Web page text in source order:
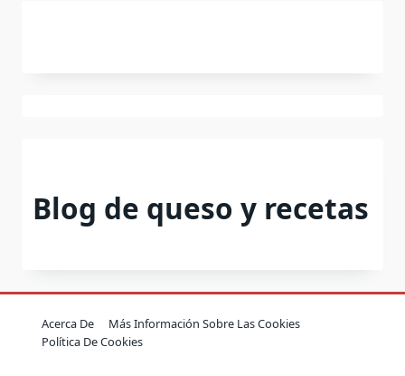
Blog de queso y recetas
Acerca De
Más Información Sobre Las Cookies
Política De Cookies